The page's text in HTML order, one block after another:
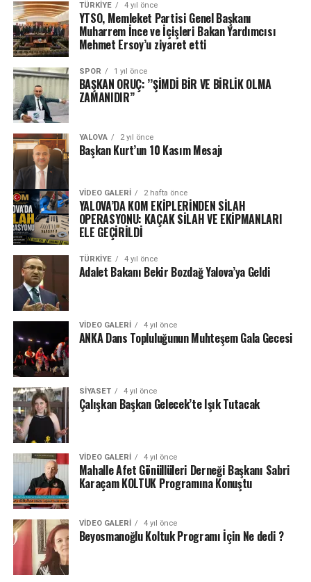
TÜRKIYE 4 yıl önce
YTSO, Memleket Partisi Genel Başkanı
Muharrem İnce ve İçişleri Bakan Yardımcısı
Mehmet Ersoy’u ziyaret etti
SPOR 1 yıl önce
BAŞKAN ORUÇ: ’’ŞİMDİ BİR VE BİRLİK OLMA
ZAMANIDIR’’
YALOVA 2 yıl önce
Başkan Kurt’un 10 Kasım Mesajı
VIDEO GALERI 2 hafta önce
YALOVA’DA KOM EKİPLERİNDEN SİLAH
OPERASYONU: KAÇAK SİLAH VE EKİPMANLARI
ELE GEÇİRİLDİ
TÜRKIYE 4 yıl önce
Adalet Bakanı Bekir Bozdağ Yalova’ya Geldi
VIDEO GALERI 4 yıl önce
ANKA Dans Topluluğunun Muhteşem Gala Gecesi
SIYASET 4 yıl önce
Çalışkan Başkan Gelecek’te Işık Tutacak
VIDEO GALERI 4 yıl önce
Mahalle Afet Gönüllüleri Derneği Başkanı Sabri
Karaçam KOLTUK Programına Konuştu
VIDEO GALERI 4 yıl önce
Beyosmanoğlu Koltuk Programı İçin Ne dedi ?